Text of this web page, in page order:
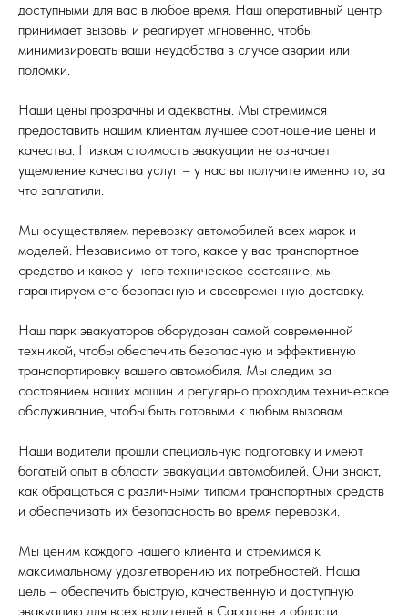
доступными для вас в любое время. Наш оперативный центр
принимает вызовы и реагирует мгновенно, чтобы
минимизировать ваши неудобства в случае аварии или
поломки.
Наши цены прозрачны и адекватны. Мы стремимся
предоставить нашим клиентам лучшее соотношение цены и
качества. Низкая стоимость эвакуации не означает
ущемление качества услуг – у нас вы получите именно то, за
что заплатили.
Мы осуществляем перевозку автомобилей всех марок и
моделей. Независимо от того, какое у вас транспортное
средство и какое у него техническое состояние, мы
гарантируем его безопасную и своевременную доставку.
Наш парк эвакуаторов оборудован самой современной
техникой, чтобы обеспечить безопасную и эффективную
транспортировку вашего автомобиля. Мы следим за
состоянием наших машин и регулярно проходим техническое
обслуживание, чтобы быть готовыми к любым вызовам.
Наши водители прошли специальную подготовку и имеют
богатый опыт в области эвакуации автомобилей. Они знают,
как обращаться с различными типами транспортных средств
и обеспечивать их безопасность во время перевозки.
Мы ценим каждого нашего клиента и стремимся к
максимальному удовлетворению их потребностей. Наша
цель – обеспечить быструю, качественную и доступную
эвакуацию для всех водителей в Саратове и области.